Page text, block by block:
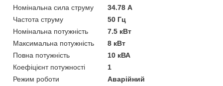
Номінальна сила струму
34.78 А
Частота струму
50 Гц
Номінальна потужність
7.5 кВт
Максимальна потужність
8 кВт
Повна потужність
10 кВА
Коефіцієнт потужності
1
Режим роботи
Аварійний